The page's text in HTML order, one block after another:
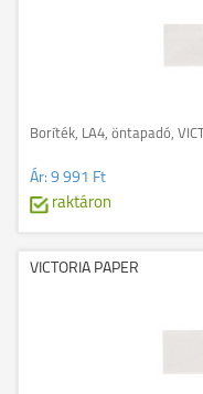
Boríték, LA4, öntapadó,
Ár:9 991 Ft
raktáron
VICTORIA PAPER